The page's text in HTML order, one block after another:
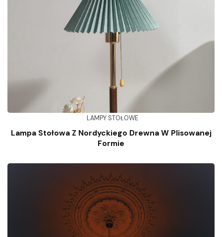
LAMPY STOŁOWE
Lampa Stołowa Z Nordyckiego Drewna W Plisowanej
Formie